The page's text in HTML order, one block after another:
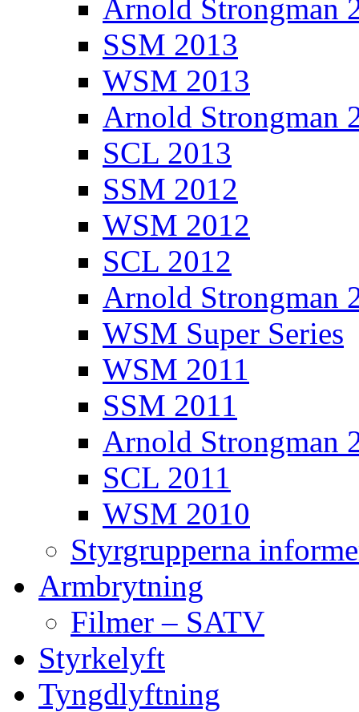
Arnold Strongman
SSM 2013
WSM 2013
Arnold Strongman
SCL 2013
SSM 2012
WSM 2012
SCL 2012
Arnold Strongman
WSM Super Series
WSM 2011
SSM 2011
Arnold Strongman
SCL 2011
WSM 2010
Styrgrupperna
Armbrytning
Filmer – SATV
Styrkelyft
Tyngdlyftning